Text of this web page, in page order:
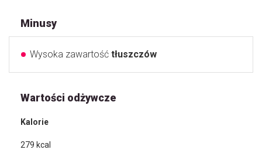
Minusy
Wysoka zawartość tłuszczów
Wartości odżywcze
Kalorie
279 kcal